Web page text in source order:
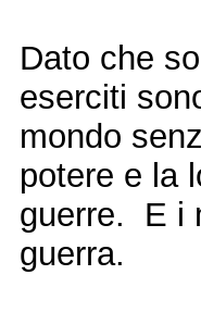
Dato che
eserciti
mondo
potere e la
guerre.
E i
guerra.